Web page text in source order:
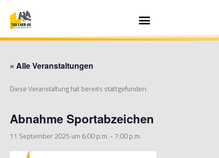
« Alle Veranstaltungen
Diese Veranstaltung hat bereits stattgefunden.
Abnahme Sportabzeichen
11 September 2025 um 6:00 p.m.-7:00 p.m.